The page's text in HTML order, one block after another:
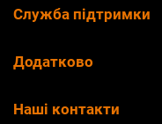
Служба підтримки
Додатково
Наші контакти